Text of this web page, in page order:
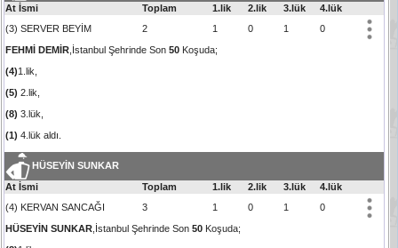
At İsmi Toplam 1.lik 2.lik 3.lük
4.lük
(3) SERVER BEYİM
2 1 0 1
0
FEHMİ DEMİR ,İstanbul Şehrinde Son50 Koşuda;
(4)1.lik,
(5) 2.lik,
(8) 3.lük,
(1) 4.lük aldı.
HÜSEYİN SUNKAR
At İsmi Toplam 1.lik 2.lik 3.lük
4.lük
(4) KERVAN SANCAĞI
3 1 0 1
0
HÜSEYİN SUNKAR ,İstanbul Şehrinde Son50 Koşuda;